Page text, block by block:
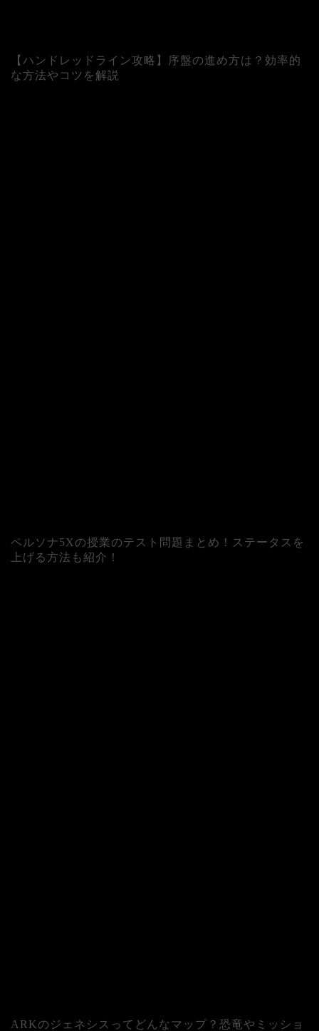
【ハンドレッドライン攻略】序盤の進め方は？効率的
な方法やコツを解説
ペルソナ5Xの授業のテスト問題まとめ！ステータスを
上げる方法も紹介！
ARKのジェネシスってどんなマップ？恐竜やミッショ